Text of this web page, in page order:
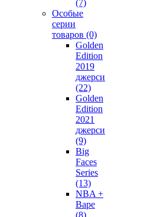
(7)
Особые
серии
товаров (0)
Golden
Edition
2019
джерси
(22)
Golden
Edition
2021
джерси
(9)
Big
Faces
Series
(13)
NBA +
Bape
(8)